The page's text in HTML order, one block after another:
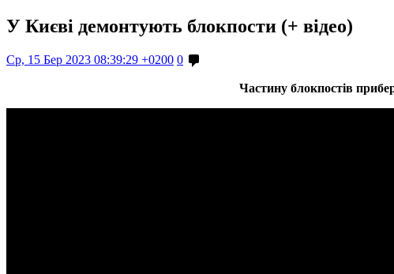
У Києві демонтують блокпости (+ відео)
Ср, 15 Бер 2023 08:39:29 +0200 0
Частину блокпостів